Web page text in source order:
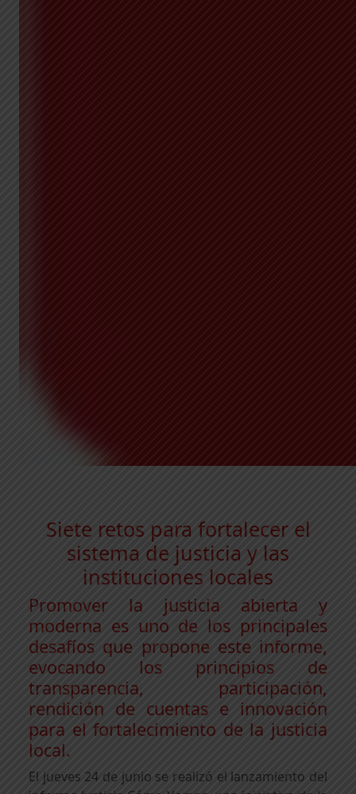
Siete retos para fortalecer el
sistema de justicia y las
instituciones locales
Promover la justicia abierta y
moderna es uno de los principales
desafíos que propone este informe,
evocando los principios de
transparencia, participación,
rendición de cuentas e innovación
para el fortalecimiento de la justicia
local.
El jueves 24 de junio se realizó el lanzamiento del